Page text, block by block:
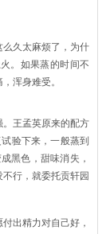
久太麻烦了，为什
。如果蒸的时间不
浑身难受。
王孟英原来的配方
验下来，一般蒸到
黑色，甜味消失，
行，就委托贡轩园
出精力对自己好，